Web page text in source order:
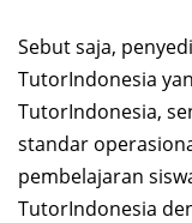
Sebut saja,
TutorIndonesia
TutorIndonesia,
standar
pembelajaran
TutorIndonesia